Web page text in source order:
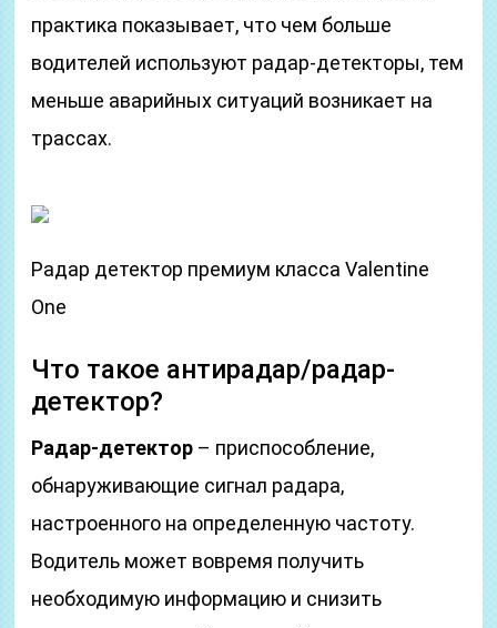
практика показывает, что чем больше
водителей используют радар-детекторы, тем
меньше аварийных ситуаций возникает на
трассах.
Радар детектор премиум класса Valentine
One
Что такое антирадар/радар-
детектор?
Радар-детектор – приспособление,
обнаруживающие сигнал радара,
настроенного на определенную частоту.
Водитель может вовремя получить
необходимую информацию и снизить